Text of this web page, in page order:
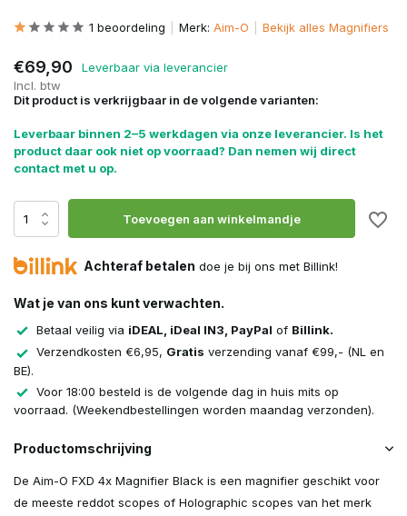
1 beoordeling Merk: Aim-O Bekijk alles Magnifiers
€69,90
Leverbaar via leverancier
Incl. btw
Dit product is verkrijgbaar in de volgende varianten:
Leverbaar binnen 2–5 werkdagen via onze leverancier. Is het
product daar ook niet op voorraad? Dan nemen wij direct
contact met u op.
Toevoegen aan winkelmandje
Achteraf betalen doe je bij ons met Billink!
Wat je van ons kunt verwachten.
Betaal veilig via iDEAL, iDeal IN3, PayPal of Billink.
Verzendkosten €6,95, Gratis verzending vanaf €99,- (NL en
BE).
Voor 18:00 besteld is de volgende dag in huis mits op
voorraad. (Weekendbestellingen worden maandag verzonden).
Productomschrijving
De Aim-O FXD 4x Magnifier Black is een magnifier geschikt voor
de meeste reddot scopes of Holographic scopes van het merk